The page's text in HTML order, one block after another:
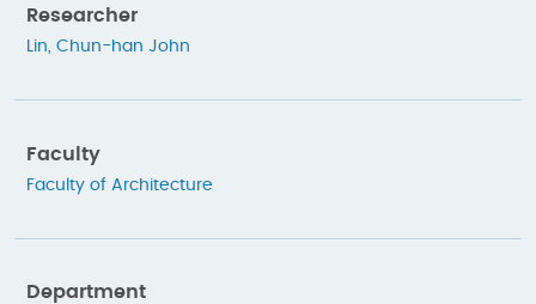
Researcher
Lin, Chun-han John
Faculty
Faculty of Architecture
Department